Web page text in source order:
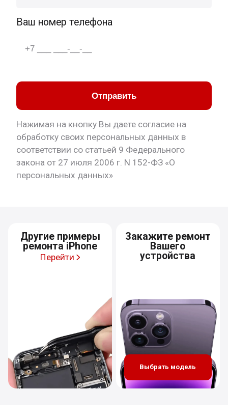
Ваш номер телефона
Отправить
Нажимая на кнопку Вы даете согласие на
обработку своих персональных данных в
соответствии со статьей 9 Федерального
закона от 27 июля 2006 г. N 152-ФЗ «О
персональных данных»
Другие примеры
ремонта iPhone
Перейти
Закажите ремонт
Вашего
устройства
Выбрать модель